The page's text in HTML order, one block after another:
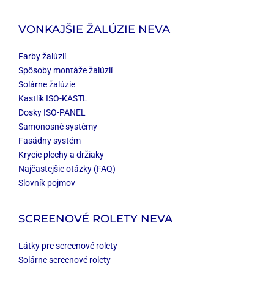
VONKAJŠIE ŽALÚZIE NEVA
Farby žalúzií
Spôsoby montáže žalúzií
Solárne žalúzie
Kastlík ISO-KASTL
Dosky ISO-PANEL
Samonosné systémy
Fasádny systém
Krycie plechy a držiaky
Najčastejšie otázky (FAQ)
Slovník pojmov
SCREENOVÉ ROLETY NEVA
Látky pre screenové rolety
Solárne screenové rolety